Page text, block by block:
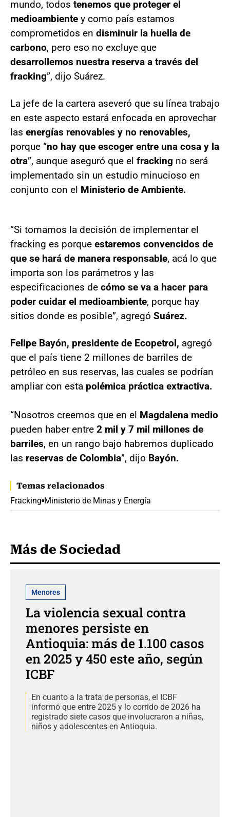
mundo, todos tenemos que proteger el
medioambiente y como país estamos
comprometidos en disminuir la huella de
carbono, pero eso no excluye que
desarrollemos nuestra reserva a través del
fracking”, dijo Suárez.
La jefe de la cartera aseveró que su línea trabajo
en este aspecto estará enfocada en aprovechar
las energías renovables y no renovables,
porque “no hay que escoger entre una cosa y la
otra”, aunque aseguró que el fracking no será
implementado sin un estudio minucioso en
conjunto con el Ministerio de Ambiente.
“Si tomamos la decisión de implementar el
fracking es porque estaremos convencidos de
que se hará de manera responsable, acá lo que
importa son los parámetros y las
especificaciones de cómo se va a hacer para
poder cuidar el medioambiente, porque hay
sitios donde es posible”, agregó Suárez.
Felipe Bayón, presidente de Ecopetrol, agregó
que el país tiene 2 millones de barriles de
petróleo en sus reservas, las cuales se podrían
ampliar con esta polémica práctica extractiva.
“Nosotros creemos que en el Magdalena medio
pueden haber entre 2 mil y 7 mil millones de
barriles, en un rango bajo habremos duplicado
las reservas de Colombia”, dijo Bayón.
Temas relacionados
Fracking Ministerio de Minas y Energía
Más de Sociedad
Menores
La violencia sexual contra
menores persiste en
Antioquia: más de 1.100 casos
en 2025 y 450 este año, según
ICBF
En cuanto a la trata de personas, el ICBF
informó que entre 2025 y lo corrido de 2026 ha
registrado siete casos que involucraron a niñas,
niños y adolescentes en Antioquia.